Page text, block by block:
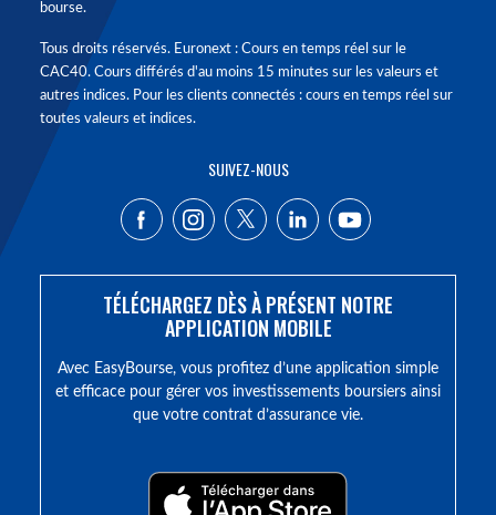
bourse.
Tous droits réservés. Euronext : Cours en temps réel sur le
CAC40. Cours différés d'au moins 15 minutes sur les valeurs et
autres indices. Pour les clients connectés : cours en temps réel sur
toutes valeurs et indices.
SUIVEZ-NOUS
TÉLÉCHARGEZ DÈS À PRÉSENT NOTRE
APPLICATION MOBILE
Avec EasyBourse, vous profitez d’une application simple
et efficace pour gérer vos investissements boursiers ainsi
que votre contrat d’assurance vie.